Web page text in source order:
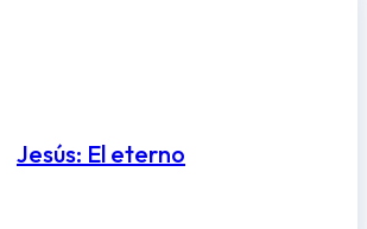
Jesús: El eterno